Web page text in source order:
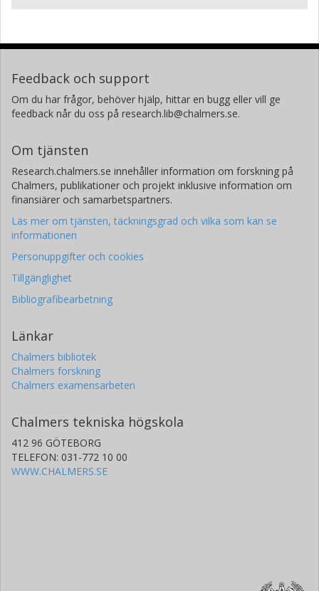
Feedback och support
Om du har frågor, behöver hjälp, hittar en bugg eller vill ge
feedback når du oss på research.lib@chalmers.se.
Om tjänsten
Research.chalmers.se innehåller information om forskning på
Chalmers, publikationer och projekt inklusive information om
finansiärer och samarbetspartners.
Läs mer om tjänsten, täckningsgrad och vilka som kan se
informationen
Personuppgifter och cookies
Tillgänglighet
Bibliografibearbetning
Länkar
Chalmers bibliotek
Chalmers forskning
Chalmers examensarbeten
Chalmers tekniska högskola
412 96 GÖTEBORG
TELEFON: 031-772 10 00
WWW.CHALMERS.SE